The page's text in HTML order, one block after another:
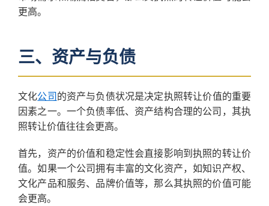
更高。
三、资产与负债
文化公司的资产与负债状况是决定执照转让价值的重要
因素之一。一个负债率低、资产结构合理的公司，其执
照转让价值往往会更高。
首先，资产的价值和稳定性会直接影响到执照的转让价
值。如果一个公司拥有丰富的文化资产，如知识产权、
文化产品和服务、品牌价值等，那么其执照的价值可能
会更高。